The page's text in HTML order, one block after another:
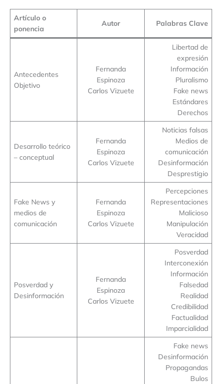
Artículo o
ponencia
Autor Palabras Clave
Antecedentes
Objetivo
Fernanda
Espinoza
Carlos Vizuete
Libertad de
expresión
Información
Pluralismo
Fake news
Estándares
Derechos
Desarrollo teórico
– conceptual
Fernanda
Espinoza
Carlos Vizuete
Noticias falsas
Medios de
comunicación
Desinformación
Desprestigio
Fake News y
medios de
comunicación
Fernanda
Espinoza
Carlos Vizuete
Percepciones
Representaciones
Malicioso
Manipulación
Veracidad
Posverdad y
Desinformación
Fernanda
Espinoza
Carlos Vizuete
Posverdad
Interconexión
Información
Falsedad
Realidad
Credibilidad
Factualidad
Imparcialidad
Fake news
Desinformación
Propagandas
Bulos